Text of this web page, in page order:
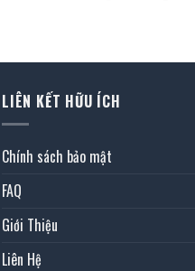
gốc hiện
LIÊN KẾT HỮU ÍCH
Chính sách bảo mật
FAQ
Giới Thiệu
Liên Hệ